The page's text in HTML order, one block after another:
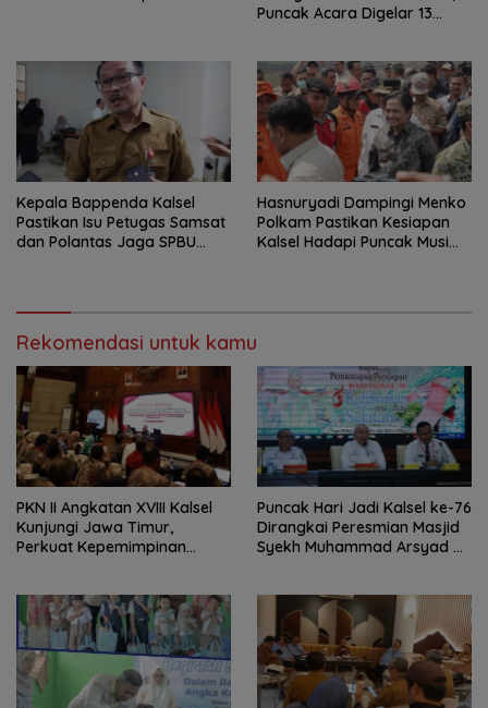
Puncak Acara Digelar 13
Kepala Bappenda Kalsel
Pastikan Isu Petugas Samsat
dan Polantas Jaga SPBU
Hasnuryadi Dampingi Menko
Polkam Pastikan Kesiapan
Kalsel Hadapi Puncak Musim
Rekomendasi untuk kamu
PKN II Angkatan XVIII Kalsel
Kunjungi Jawa Timur,
Perkuat Kepemimpinan
Puncak Hari Jadi Kalsel ke-76
Dirangkai Peresmian Masjid
Syekh Muhammad Arsyad Al